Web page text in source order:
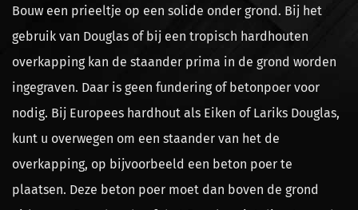
Bouw een prieeltje op een solide onder grond. Bij het
gebruik van Douglas of bij een tropisch hardhouten
overkapping kan de staander prima in de grond worden
ingegraven. Daar is geen fundering of betonpoer voor
nodig. Bij Europees hardhout als Eiken of Lariks Douglas,
kunt u overwegen om een staander van het de
overkapping, op bijvoorbeeld een beton poer te
plaatsen. Deze beton poer moet dan boven de grond